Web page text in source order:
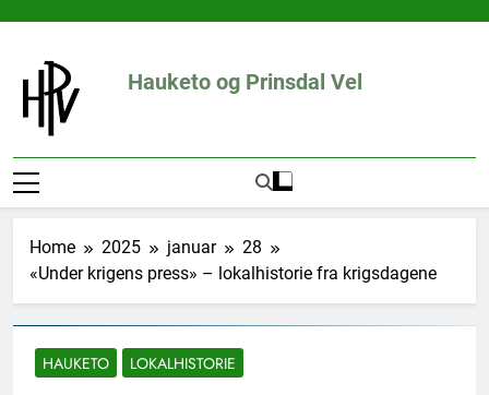
content
Hauketo og Prinsdal Vel
Home 2025 januar
28
«Under krigens press» – lokalhistorie fra krigsdagene
HAUKETO LOKALHISTORIE